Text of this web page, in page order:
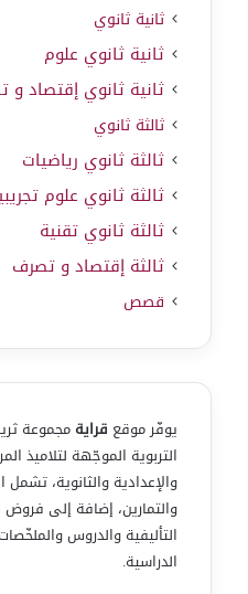
ثانية ثانوي
ثانية ثانوي علوم
ثانية ثانوي إقتصاد
ثالثة ثانوي
ثالثة ثانوي رياضيات
ثالثة ثانوي علوم
ثالثة ثانوي تقنية
ثالثة إقتصاد و تصرف
قصص
يوفّر موقع قرايةمجموعة
التربوية الموجّهة لتلاميذ
والإعدادية والثانوية، تشمل
والتمارين، إضافة إلى فروض
التأليفية والدروس
الدراسية.